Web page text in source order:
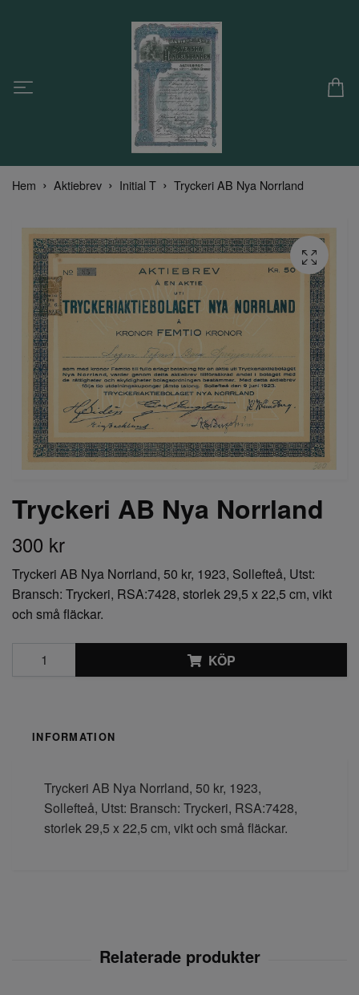
Hem Aktiebrev Initial T Tryckeri AB Nya Norrland
Tryckeri AB Nya Norrland
300 kr
Tryckeri AB Nya Norrland, 50 kr, 1923, Sollefteå, Utst:
Bransch: Tryckeri, RSA:7428, storlek 29,5 x 22,5 cm, vikt
och små fläckar.
KÖP
INFORMATION
Tryckeri AB Nya Norrland, 50 kr, 1923,
Sollefteå, Utst: Bransch: Tryckeri, RSA:7428,
storlek 29,5 x 22,5 cm, vikt och små fläckar.